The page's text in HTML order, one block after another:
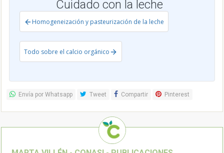
Cuidado con la leche
Homogeneización y pasteurización de la leche
Todo sobre el calcio orgánico
Envía por Whatsapp Tweet Compartir Pinterest